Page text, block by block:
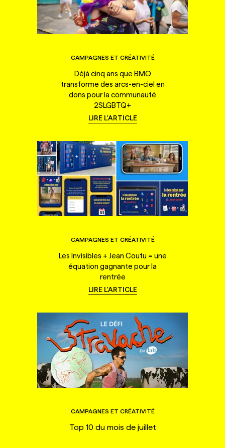
CAMPAGNES ET CRÉATIVITÉ
Déjà cinq ans que BMO
transforme des arcs-en-ciel en
dons pour la communauté
2SLGBTQ+
LIRE L'ARTICLE
CAMPAGNES ET CRÉATIVITÉ
Les Invisibles + Jean Coutu = une
équation gagnante pour la
rentrée
LIRE L'ARTICLE
CAMPAGNES ET CRÉATIVITÉ
Top 10 du mois de juillet